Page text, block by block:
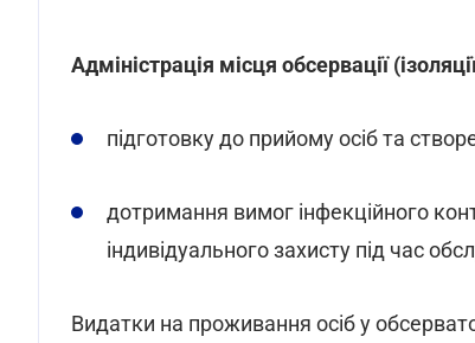
Адміністрація місця обсервації
підготовку до прийому осіб та
дотримання вимог інфекційного
індивідуального захисту під час
Видатки на проживання осіб у